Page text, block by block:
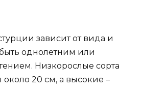
зависит от вида и
однолетним или
Низкорослые сорта
около 20 см, а высокие –